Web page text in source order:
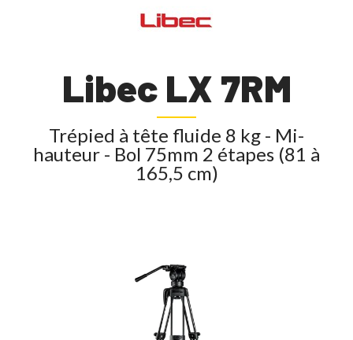
Libec LX 7RM
Trépied à tête fluide 8 kg - Mi-
hauteur - Bol 75mm 2 étapes (81 à
165,5 cm)